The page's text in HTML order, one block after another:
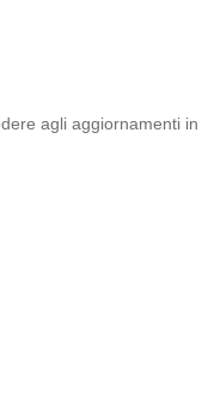
agli aggiornamenti